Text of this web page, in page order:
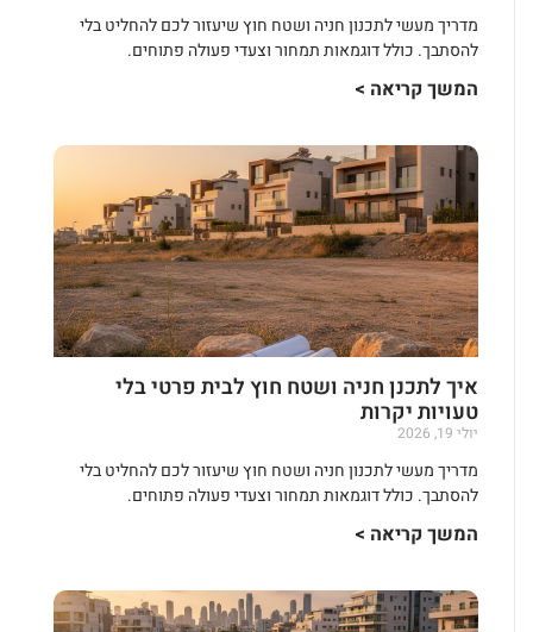
מדריך מעשי לתכנון חניה ושטח חוץ שיעזור לכם להחליט בלי
להסתבך. כולל דוגמאות תמחור וצעדי פעולה פתוחים.
המשך קריאה >
איך לתכנן חניה ושטח חוץ לבית פרטי בלי
טעויות יקרות
יולי 19, 2026
מדריך מעשי לתכנון חניה ושטח חוץ שיעזור לכם להחליט בלי
להסתבך. כולל דוגמאות תמחור וצעדי פעולה פתוחים.
המשך קריאה >